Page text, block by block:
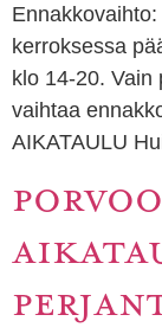
kerroksessa
klo 14-20. Vain
vaihtaa
AIKATAULU